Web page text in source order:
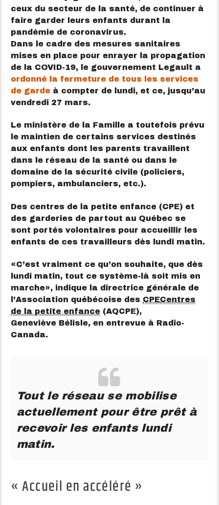
ceux du secteur de la santé, de continuer à
faire garder leurs enfants durant la
pandémie de coronavirus.
Dans le cadre des mesures sanitaires
mises en place pour enrayer la propagation
de la COVID-19, le gouvernement Legault a
ordonné la fermeture de tous les services
de garde à compter de lundi, et ce, jusqu’au
vendredi 27 mars.
Le ministère de la Famille a toutefois prévu
le maintien de certains services destinés
aux enfants dont les parents travaillent
dans le réseau de la santé ou dans le
domaine de la sécurité civile (policiers,
pompiers, ambulanciers, etc.).
Des centres de la petite enfance (CPE) et
des garderies de partout au Québec se
sont portés volontaires pour accueillir les
enfants de ces travailleurs dès lundi matin.
C’est vraiment ce qu’on souhaite, que dès
lundi matin, tout ce système-là soit mis en
marche
, indique la directrice générale de
l’Association québécoise des CPECentres
de la petite enfance (AQCPE),
Geneviève Bélisle, en entrevue à Radio-
Canada.
Tout le réseau se mobilise
actuellement pour être prêt à
recevoir les enfants lundi
matin.
« Accueil en accéléré »